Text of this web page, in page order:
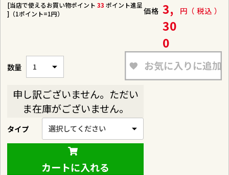
[当店で使えるお買い物ポイント 33 ポイント進呈
]（1ポイント=1円）
価格 3,
30
0
税込
申し訳ございません。ただい
ま在庫がございません。
タイプ
お気に入りに追加
カートに入れる